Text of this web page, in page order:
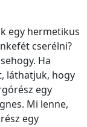
egy hermetikus
cserélni?
Ha
láthatjuk, hogy
egy
Mi lenne,
egy